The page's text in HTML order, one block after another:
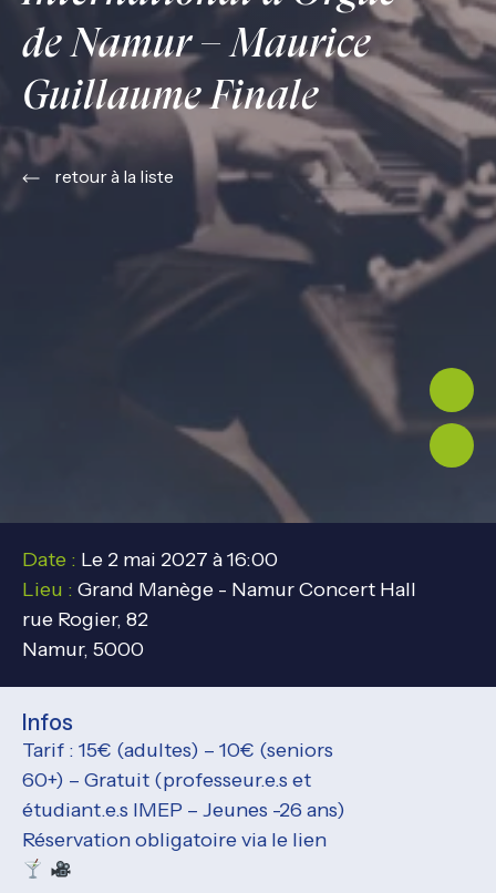
de Namur – Maurice
Guillaume Finale
retour à la liste
Date : Le 2 mai 2027 à 16:00
Lieu : Grand Manège - Namur Concert Hall
rue Rogier, 82
Namur, 5000
Infos
Tarif : 15€ (adultes) – 10€ (seniors
60+) – Gratuit (professeur.e.s et
étudiant.e.s IMEP – Jeunes -26 ans)
Réservation obligatoire via le lien